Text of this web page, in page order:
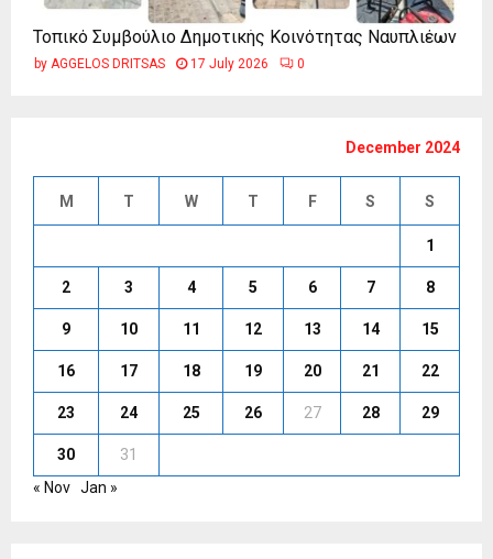
Τοπικό Συμβούλιο Δημοτικής Κοινότητας Ναυπλιέων
by AGGELOS DRITSAS 17 July 2026 0
December 2024
M T W T F S S
1
2 3 4 5 6 7 8
9 10 11 12 13 14 15
16 17 18 19 20 21 22
23 24 25 26 27 28 29
30
31
« Nov Jan »